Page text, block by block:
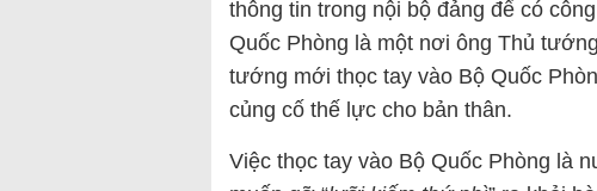
thông tin trong nội bộ đảng để có
Quốc Phòng là một nơi ông Thủ
tướng mới thọc tay vào Bộ Quốc
củng cố thế lực cho bản thân.
Việc thọc tay vào Bộ Quốc Phòng là